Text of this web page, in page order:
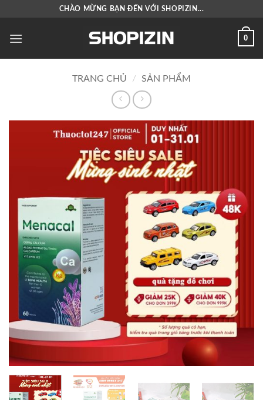
nội
CHÀO MỪNG BẠN ĐẾN VỚI SHOPIZIN...
0
TRANG CHỦ / SẢN PHẨM